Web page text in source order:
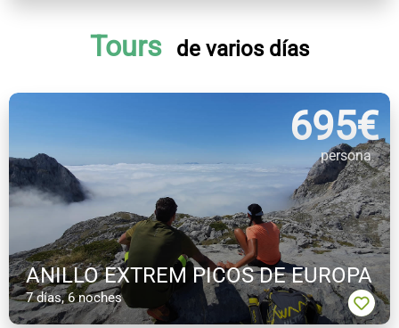
Tours de varios días
695€
persona
ANILLO EXTREM PICOS DE EUROPA
7 días, 6 noches